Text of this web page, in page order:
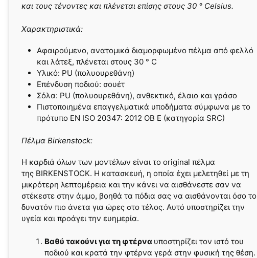
και τους τένοντες και πλένεται επίσης στους 30 ° Celsius.
Χαρακτηριστικά:
Αφαιρούμενο, ανατομικά διαμορφωμένο πέλμα από φελλό
και λάτεξ, πλένεται στους 30 ° C
Υλικό: PU (πολυουρεθάνη)
Επένδυση ποδιού: σουέτ
Σόλα: PU (πολυουρεθάνη), ανθεκτικό, έλαιο και γράσο
Πιστοποιημένα επαγγελματικά υποδήματα σύμφωνα με το
πρότυπο EN ISO 20347: 2012 OB E (κατηγορία SRC)
Πέλμα Birkenstock:
Η καρδιά όλων των μοντέλων είναι το original πέλμα
της BIRKENSTOCK. Η κατασκευή, η οποία έχει μελετηθεί με τη
μικρότερη λεπτομέρεια και την κάνει να αισθάνεστε σαν να
στέκεστε στην άμμο, βοηθά τα πόδια σας να αισθάνονται όσο το
δυνατόν πιο άνετα για ώρες στο τέλος. Αυτό υποστηρίζει την
υγεία και προάγει την ευημερία.
Βαθύ τακούνι για τη φτέρνα υποστηρίζει τον ιστό του
ποδιού και κρατά την φτέρνα γερά στην φυσική της θέση.